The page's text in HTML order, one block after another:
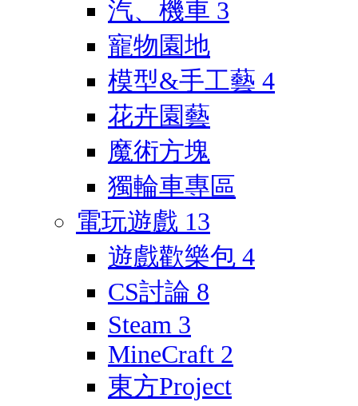
汽、機車 3
寵物園地
模型&手工藝 4
花卉園藝
魔術方塊
獨輪車專區
電玩遊戲 13
遊戲歡樂包 4
CS討論 8
Steam 3
MineCraft 2
東方Project